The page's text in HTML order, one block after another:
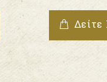
Δείτε